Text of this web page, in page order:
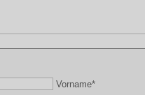
Vorname*